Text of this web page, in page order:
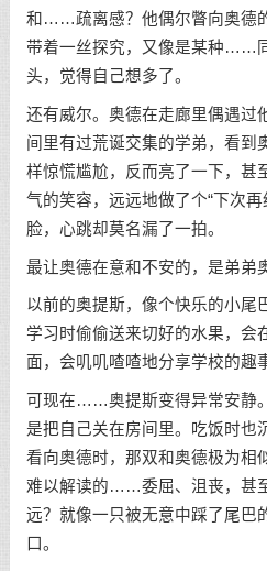
和……疏离感？他偶尔瞥向奥德
带着一丝探究，又像是某种……
头，觉得自己想多了。
还有威尔。奥德在走廊里偶遇过
间里有过荒诞交集的学弟，看到
样惊慌尴尬，反而亮了一下，甚
气的笑容，远远地做了个“下次
脸，心跳却莫名漏了一拍。
最让奥德在意和不安的，是弟弟
以前的奥提斯，像个快乐的小尾
学习时偷偷送来切好的水果，会
面，会叽叽喳喳地分享学校的趣
可现在……奥提斯变得异常安静
是把自己关在房间里。吃饭时也
看向奥德时，那双和奥德极为相
难以解读的……委屈、沮丧，甚
远？就像一只被无意中踩了尾巴
口。